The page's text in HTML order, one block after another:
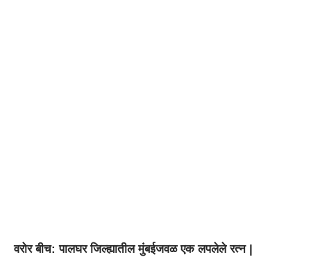
वरोर बीच: पालघर जिल्ह्यातील मुंबईजवळ एक लपलेले रत्न |